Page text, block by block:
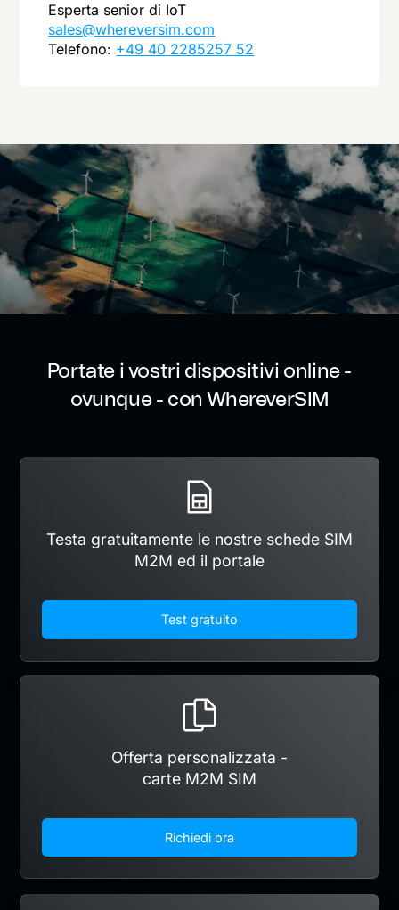
Esperta senior di IoT
sales@whereversim.com
Telefono: +49 40 2285257 52
Portate i vostri dispositivi online -
ovunque - con WhereverSIM
Testa gratuitamente le nostre schede SIM
M2M ed il portale
Test gratuito
Offerta personalizzata -
carte M2M SIM
Richiedi ora